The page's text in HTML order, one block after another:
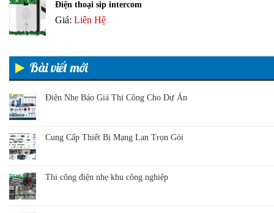
Điện thoại sip intercom
Giá: Liên Hệ
Bài viết mới
Điện Nhẹ Báo Giá Thi Công Cho Dự Án
Cung Cấp Thiết Bị Mạng Lan Trọn Gói
Thi công điện nhẹ khu công nghiệp